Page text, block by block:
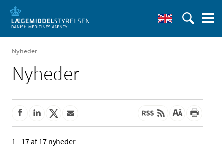
Nyheder
Nyheder
1 - 17 af 17 nyheder